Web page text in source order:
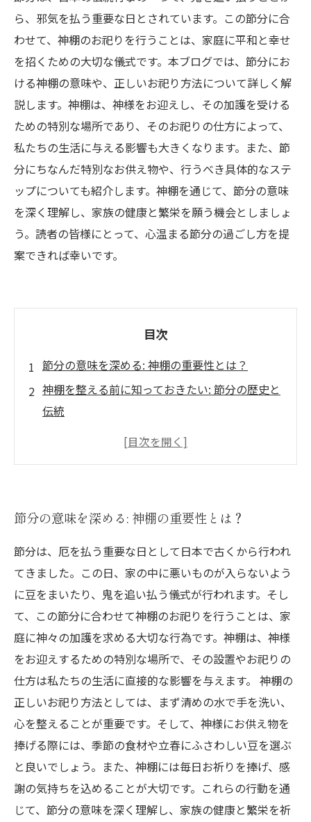
ら、邪気を払う重要な日とされています。この節分に合
わせて、神棚のお祀りを行うことは、家庭に平和と幸せ
を招くための大切な儀式です。本ブログでは、節分にお
ける神棚の意味や、正しいお祀り方法について詳しく解
説します。神棚は、神様をお迎えし、その加護を受ける
ための特別な場所であり、そのお祀りの仕方によって、
私たちの生活に与える影響も大きくなります。また、節
分にちなんだ特別なお供え物や、行うべき具体的なステ
ップについても紹介します。神棚を通じて、節分の意味
を深く理解し、家族の健康と繁栄を願う機会としましょ
う。読者の皆様にとって、心温まる節分の過ごし方を提
案できれば幸いです。
目次
節分の意味を深める: 神棚の重要性とは？
神棚を整える前に知っておきたい: 節分の歴史と
伝統
家庭の平和を願う: 節分における神棚のお祀り準
節分の夜を特別に演出: お祀り後の過ごし方
心温まる節分: 神棚を通じた家族の絆の強化
節分の意味を深める: 神棚の重要性とは？
節分は、厄を払う重要な日として日本で古くから行われ
てきました。この日、家の中に悪いものが入らないよう
に豆をまいたり、鬼を追い払う儀式が行われます。そし
て、この節分に合わせて神棚のお祀りを行うことは、家
庭に神々の加護を求める大切な行為です。神棚は、神様
をお迎えするための特別な場所で、その設置やお祀りの
仕方は私たちの生活に直接的な影響を与えます。 神棚の
正しいお祀り方法としては、まず清めの水で手を洗い、
心を整えることが重要です。そして、神様にお供え物を
捧げる際には、季節の食材や立春にふさわしい豆を選ぶ
と良いでしょう。また、神棚には毎日お祈りを捧げ、感
謝の気持ちを込めることが大切です。これらの行動を通
じて、節分の意味を深く理解し、家族の健康と繁栄を祈